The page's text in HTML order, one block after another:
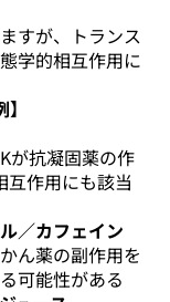
すが、トランス
学的相互作用に
が抗凝固薬の作
互作用にも該当
／カフェイン
ん薬の副作用を
可能性がある